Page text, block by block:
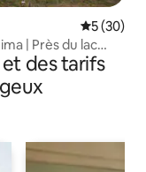
5 (30)
| Près du lac
| Vue imprenable
des tarifs